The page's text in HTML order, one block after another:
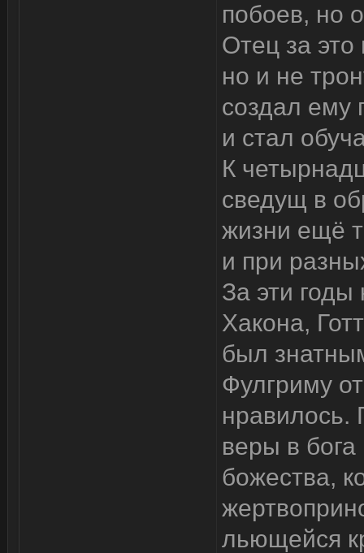
побоев, но
Отец за это
но и не
создал ему
и стал
К
сведущ в
жизни ещё
и при
За эти годы
Хакона,
был
Фулгриму
нравилось.
веры в
божества,
льющейся